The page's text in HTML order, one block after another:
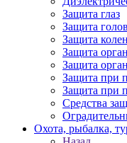
Защита глаз
Защита
Защита
Защита
Защита
Защита при
Защита при
Средства
Охота, рыбалка,